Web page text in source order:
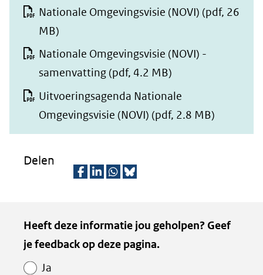
Nationale Omgevingsvisie (NOVI) (pdf, 26
MB)
Nationale Omgevingsvisie (NOVI) -
samenvatting (pdf, 4.2 MB)
Uitvoeringsagenda Nationale
Omgevingsvisie (NOVI) (pdf, 2.8 MB)
Delen
l
e
l
e
l
e
z
e
Kopie
van
Paginawaardering
Heeft deze informatie jou geholpen? Geef
je feedback op deze pagina.
Ja